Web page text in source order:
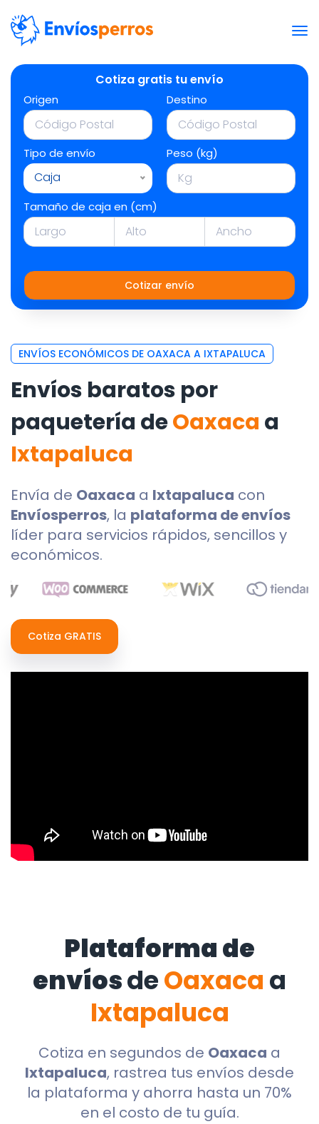
Cotiza gratis tu envío
Origen Destino
Tipo de envío
Caja
Peso (kg)
Tamaño de caja en (cm)
Cotizar envío
ENVÍOS ECONÓMICOS DE OAXACA A IXTAPALUCA
Envíos baratos por
paquetería deOaxaca a
Ixtapaluca
Envía de Oaxaca a Ixtapaluca con
Envíosperros, la plataforma de envíos
líder para servicios rápidos, sencillos y
económicos.
Cotiza GRATIS
Plataforma de
envíosdeOaxaca a
Ixtapaluca
Cotiza en segundos de Oaxaca a
Ixtapaluca, rastrea tus envíos desde
la plataforma y ahorra hasta un 70%
en el costo de tu guía.